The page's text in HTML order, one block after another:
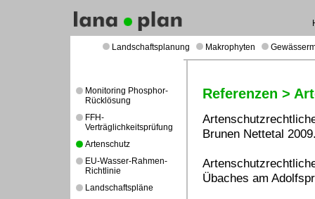
Landschaftsplanung Makrophyten
Monitoring Phosphor-
Rücklösung
FFH-
Verträglichkeitsprüfung
Artenschutz
EU-Wasser-Rahmen-
Richtlinie
Landschaftspläne
Referenzen >
Brunen Nettetal
Übaches am